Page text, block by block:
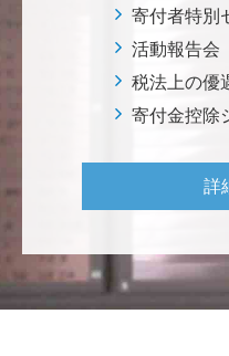
植物は、実は植物同士
植物が未来に繋がって
る。 植物、素晴らしい
にも、植物の素晴らし
い。 後世、子供たちに
********
美味しいお寿司、刺身
寄付者特別
活動報告会
税法上の優
寄付金控除
詳